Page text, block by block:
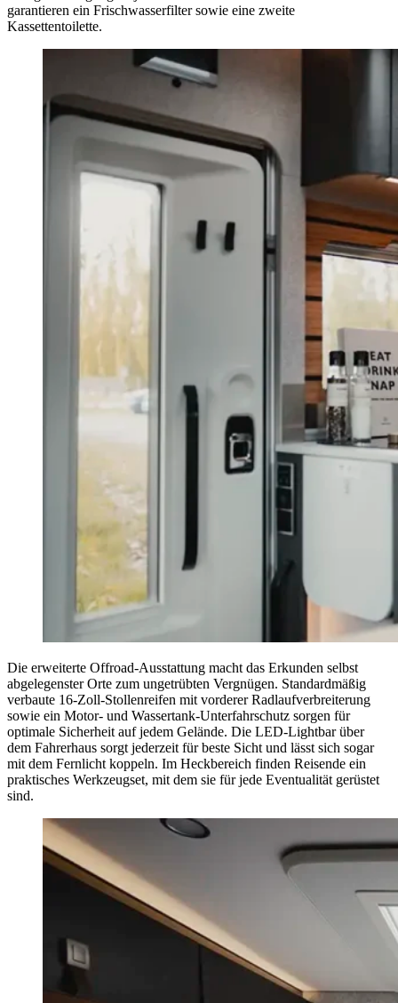
garantieren ein Frischwasserfilter sowie eine zweite
Kassettentoilette.
Die erweiterte Offroad-Ausstattung macht das Erkunden selbst
abgelegenster Orte zum ungetrübten Vergnügen. Standardmäßig
verbaute 16-Zoll-Stollenreifen mit vorderer Radlaufverbreiterung
sowie ein Motor- und Wassertank-Unterfahrschutz sorgen für
optimale Sicherheit auf jedem Gelände. Die LED-Lightbar über
dem Fahrerhaus sorgt jederzeit für beste Sicht und lässt sich sogar
mit dem Fernlicht koppeln. Im Heckbereich finden Reisende ein
praktisches Werkzeugset, mit dem sie für jede Eventualität gerüstet
sind.